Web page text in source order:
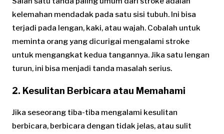
kelemahan mendadak pada satu sisi tubuh. Ini bisa
terjadi pada lengan, kaki, atau wajah. Cobalah untuk
meminta orang yang dicurigai mengalami stroke
untuk mengangkat kedua tangannya. Jika satu lengan
turun, ini bisa menjadi tanda masalah serius.
2. Kesulitan Berbicara atau Memahami
Jika seseorang tiba-tiba mengalami kesulitan
berbicara, berbicara dengan tidak jelas, atau sulit